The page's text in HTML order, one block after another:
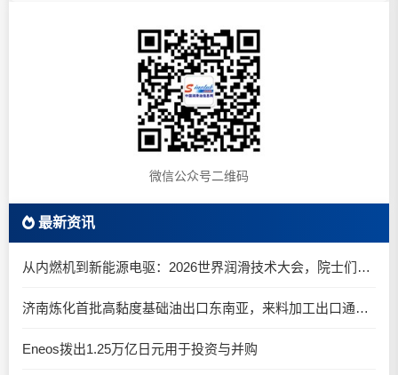
微信公众号二维码
最新资讯
从内燃机到新能源电驱：2026世界润滑技术大会，院士们说了什么？
济南炼化首批高黏度基础油出口东南亚，来料加工出口通道正式打通！
Eneos拨出1.25万亿日元用于投资与并购